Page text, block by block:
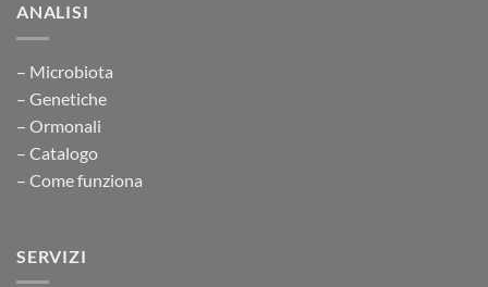
ANALISI
– Microbiota
– Genetiche
– Ormonali
– Catalogo
– Come funziona
SERVIZI